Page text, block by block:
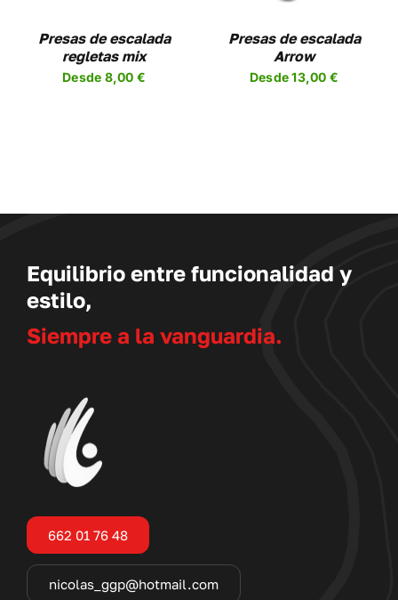
Presas de escalada
regletas mix
Desde 8,00 €
OPCIONES
SE
PUEDEN
ELEGIR
Presas de escalada
Arrow
Desde13,00 €
Equilibrio entre funcionalidad y
estilo,
Siempre a la vanguardia.
662 01 76 48
nicolas_ggp@hotmail.com